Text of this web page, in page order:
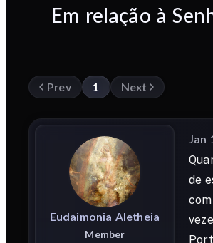
Em relação à
Prev 1 Next
Eudaimonia Aletheia
Member
Jan
de